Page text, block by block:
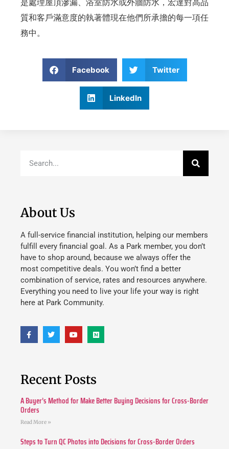
是處理屋頂滲漏、浴室防水或外牆防水，宏達對高品
質和客戶滿意度的執著體現在他們所承擔的每一項任
務中。
Facebook Twitter
LinkedIn
About Us
A full-service financial institution, helping our members
fulfill every financial goal. As a Park member, you don’t
have to shop around, because we always offer the
most competitive deals. You won’t find a better
combination of service, rates and resources anywhere.
Everything you need to live your life your way is right
here at Park Community.
Recent Posts
A Buyer’s Method for Make Better Buying Decisions for Cross-Border
Orders
Read More »
Steps to Turn QC Photos into Decisions for Cross-Border Orders